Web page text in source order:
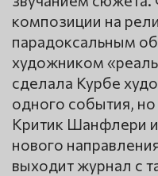
композиции на
парадоксальным
художником
сделала Курбе
одного события,
Критик Шанфлери
нового
выходит журнал с